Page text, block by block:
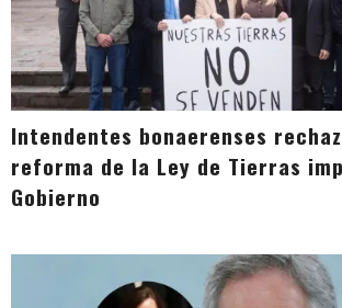
Intendentes bonaerenses
reforma de la Ley de Tierras
Gobierno